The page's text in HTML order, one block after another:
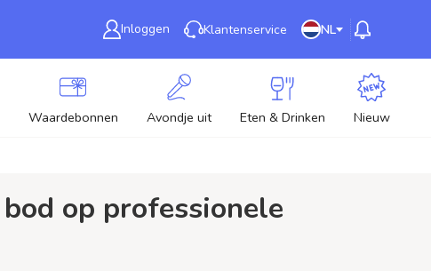
Inloggen Klantenservice NL
Waardebonnen Avondje uit Eten & Drinken Nieuw